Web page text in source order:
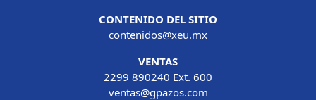
CONTENIDO DEL SITIO
contenidos@xeu.mx
VENTAS
2299 890240 Ext. 600
ventas@gpazos.com